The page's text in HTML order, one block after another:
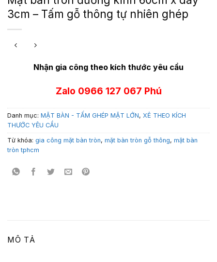
3cm – Tấm gỗ thông tự nhiên ghép
Nhận gia công theo kích thước yêu cầu
Zalo 0966 127 067 Phú
Danh mục: MẶT BÀN - TẤM GHÉP MẶT LỚN, XẺ THEO KÍCH
THƯỚC YÊU CẦU
Từ khóa: gia công mặt bàn tròn, mặt bàn tròn gỗ thông, mặt bàn
tròn tphcm
MÔ TẢ